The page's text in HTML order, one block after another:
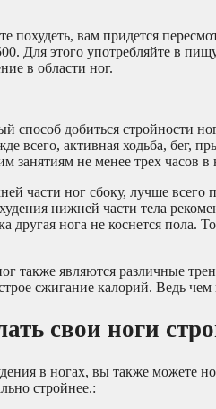
похудеть, вам придется
Для этого употребляйте в
в области ног.
добиться стройности
всего, активная ходьба, бег,
занятиям не менее трех часов в
части ног сбоку, лучше
нижней части тела
другая нога не коснется
также являются различные
сжигание калорий. Ведь
свои ноги
в ногах, вы также можете
стройнее.: